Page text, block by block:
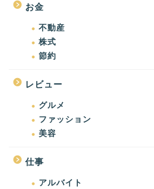
お金
不動産
株式
節約
レビュー
グルメ
ファッション
美容
仕事
アルバイト